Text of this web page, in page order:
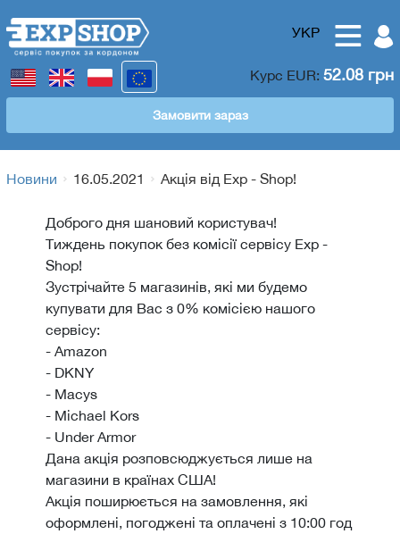
УКР
Курс EUR: 52.08 грн
Замовити зараз
Новини 16.05.2021 Акція від Exp - Shop!
Доброго дня шановий користувач!
Тиждень покупок без комісії сервісу Exp -
Shop!
Зустрічайте 5 магазинів, які ми будемо
купувати для Вас з 0% комісією нашого
сервісу:
- Аmazon
- DKNY
- Macys
- Michael Kors
- Under Armor
Дана акція розповсюджується лише на
магазини в країнах США!
Акція поширюється на замовлення, які
оформлені, погоджені та оплачені з 10:00 год